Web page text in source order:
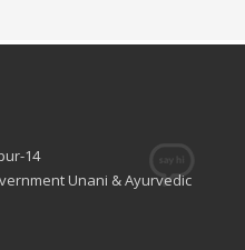
14
Unani & Ayurvedic